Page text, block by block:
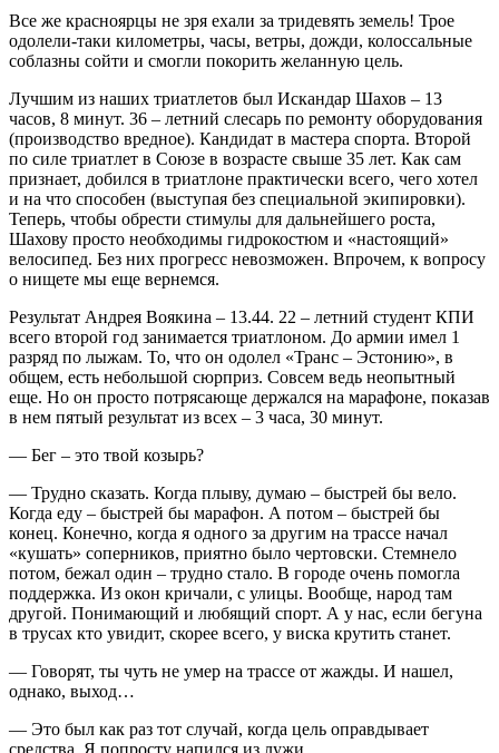
Все же красноярцы не зря ехали за тридевять земель! Трое
одолели-таки километры, часы, ветры, дожди, колоссальные
соблазны сойти и смогли покорить желанную цель.
Лучшим из наших триатлетов был Искандар Шахов – 13
часов, 8 минут. 36 – летний слесарь по ремонту оборудования
(производство вредное). Кандидат в мастера спорта. Второй
по силе триатлет в Союзе в возрасте свыше 35 лет. Как сам
признает, добился в триатлоне практически всего, чего хотел
и на что способен (выступая без специальной экипировки).
Теперь, чтобы обрести стимулы для дальнейшего роста,
Шахову просто необходимы гидрокостюм и «настоящий»
велосипед. Без них прогресс невозможен. Впрочем, к вопросу
о нищете мы еще вернемся.
Результат Андрея Воякина – 13.44. 22 – летний студент КПИ
всего второй год занимается триатлоном. До армии имел 1
разряд по лыжам. То, что он одолел «Транс – Эстонию», в
общем, есть небольшой сюрприз. Совсем ведь неопытный
еще. Но он просто потрясающе держался на марафоне, показав
в нем пятый результат из всех – 3 часа, 30 минут.
— Бег – это твой козырь?
— Трудно сказать. Когда плыву, думаю – быстрей бы вело.
Когда еду – быстрей бы марафон. А потом – быстрей бы
конец. Конечно, когда я одного за другим на трассе начал
«кушать» соперников, приятно было чертовски. Стемнело
потом, бежал один – трудно стало. В городе очень помогла
поддержка. Из окон кричали, с улицы. Вообще, народ там
другой. Понимающий и любящий спорт. А у нас, если бегуна
в трусах кто увидит, скорее всего, у виска крутить станет.
— Говорят, ты чуть не умер на трассе от жажды. И нашел,
однако, выход…
— Это был как раз тот случай, когда цель оправдывает
средства. Я попросту напился из лужи.